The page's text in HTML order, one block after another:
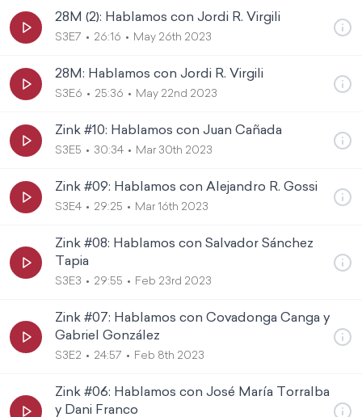
28M (2): Hablamos con Jordi R. Virgili
S3E7 26:16 May 26th 2023
28M: Hablamos con Jordi R. Virgili
S3E6 25:36 May 22nd 2023
Zink #10: Hablamos con Juan Cañada
S3E5 30:34 Mar 30th 2023
Zink #09: Hablamos con Alejandro R. Gossi
S3E4 29:25 Mar 16th 2023
Zink #08: Hablamos con Salvador Sánchez
Tapia
S3E3 29:55 Feb 23rd 2023
Zink #07: Hablamos con Covadonga Canga y
Gabriel González
S3E2 24:57 Feb 8th 2023
Zink #06: Hablamos con José María Torralba
y Dani Franco